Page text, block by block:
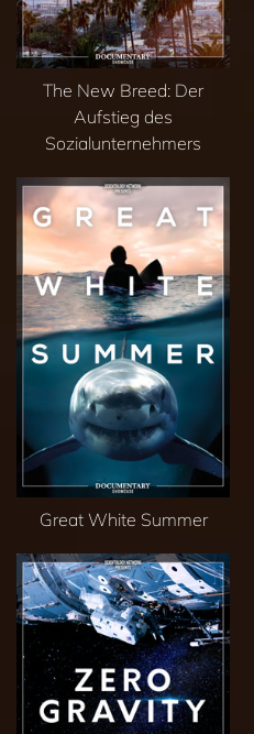
The New Breed: Der
Aufstieg des
Sozialunternehmers
Great White Summer